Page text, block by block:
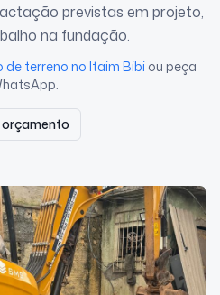
previstas em projeto,
na fundação.
de terreno no Itaim Bibi ou peça
orçamento